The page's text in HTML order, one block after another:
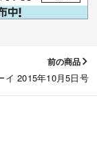
前の商品
イ 2015年10月5日号